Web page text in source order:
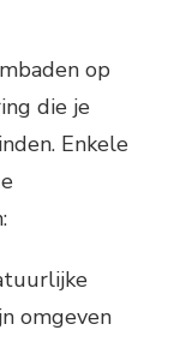
op
die je
Enkele
omgeven